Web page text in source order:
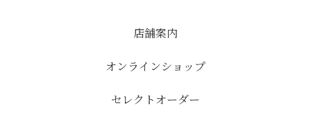
店舗案内
オンラインショップ
セレクトオーダー